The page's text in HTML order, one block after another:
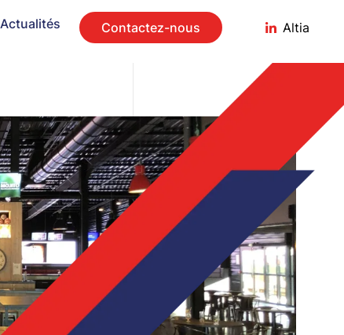
Actualités Contactez-nous Altia